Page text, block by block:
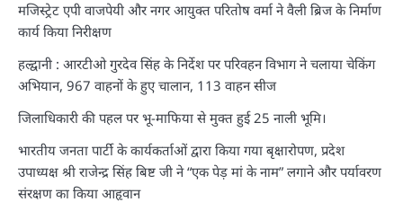
मजिस्ट्रेट एपी वाजपेयी और नगर आयुक्त परितोष वर्मा ने वैली ब्रिज के निर्माण
कार्य किया निरीक्षण
हल्द्वानी : आरटीओ गुरदेव सिंह के निर्देश पर परिवहन विभाग ने चलाया चेकिंग
अभियान, 967 वाहनों के हुए चालान, 113 वाहन सीज
जिलाधिकारी की पहल पर भू-माफिया से मुक्त हुई 25 नाली भूमि।
भारतीय जनता पार्टी के कार्यकर्ताओं द्वारा किया गया बृक्षारोपण, प्रदेश
उपाध्यक्ष श्री राजेन्द्र सिंह बिष्ट जी ने “एक पेड़ मां के नाम” लगाने और पर्यावरण
संरक्षण का किया आहृवान